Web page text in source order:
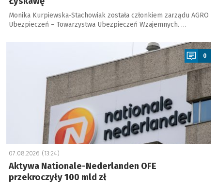
Monika Kurpiewska-Stachowiak została członkiem zarządu AGRO
Ubezpieczeń – Towarzystwa Ubezpieczeń Wzajemnych. …
0
07.08.2026 (13:24)
Aktywa Nationale-Nederlanden OFE
przekroczyły 100 mld zł